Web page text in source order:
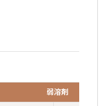
弱溶剤